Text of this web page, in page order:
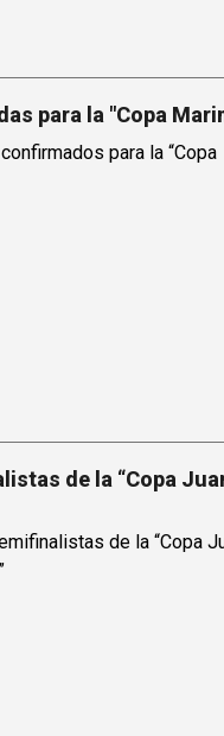
para la "Copa
de la “Copa